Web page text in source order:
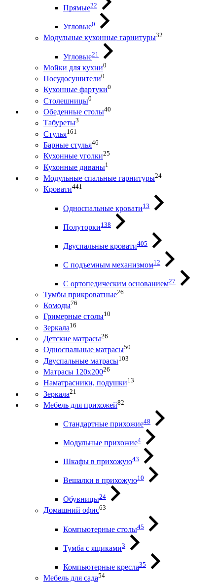
Прямые22
Угловые0
Модульные кухонные гарнитуры32
Угловые21
Мойки для кухни0
Посудосушители0
Кухонные фартуки0
Столешницы0
Обеденные столы40
Табуреты3
Стулья161
Барные стулья46
Кухонные уголки25
Кухонные диваны1
Модульные спальные гарнитуры24
Кровати441
Односпальные кровати13
Полуторки138
Двуспальные кровати405
С подъемным механизмом12
С ортопедическим основанием27
Тумбы прикроватные26
Комоды76
Гримерные столы10
Зеркала16
Детские матрасы26
Односпальные матрасы50
Двуспальные матрасы103
Матрасы 120х20026
Наматрасники, подушки13
Зеркала21
Мебель для прихожей82
Стандартные прихожие48
Модульные прихожие4
Шкафы в прихожую43
Вешалки в прихожую10
Обувницы24
Домашний офис63
Компьютерные столы45
Тумба с ящиками3
Компьютерные кресла35
Мебель для сада54